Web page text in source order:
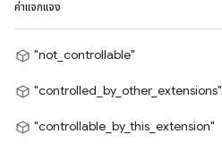
ค่าแจกแจง
"not_controllable"
"controlled_by_other_extensions"
"controllable_by_this_extension"